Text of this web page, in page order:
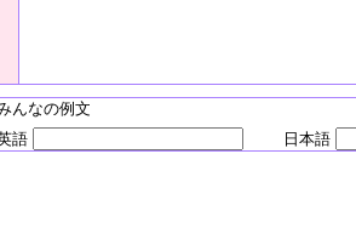
んなの例文
語
日本語